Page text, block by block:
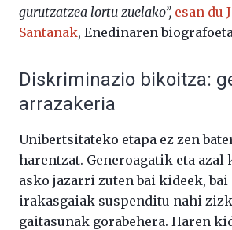
gurutzatzea lortu zuelako”, esan du
Santanak, Enedinaren
Diskriminazio bikoitza:
arrazakeria
Unibertsitateko etapa ez zen
harentzat. Generoagatik eta
asko jazarri zuten bai kideek,
irakasgaiak suspenditu nahi
gaitasunak gorabehera. Haren